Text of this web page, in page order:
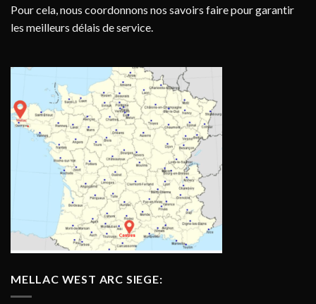
Pour cela, nous coordonnons nos savoirs faire pour garantir
les meilleurs délais de service.
MELLAC WEST ARC SIEGE: